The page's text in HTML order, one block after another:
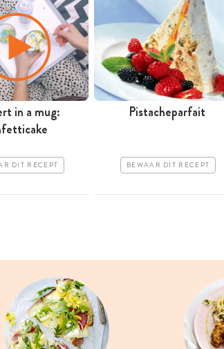
in a mug:
DIT RECEPT
Pistacheparfait
BEWAAR DIT RECEPT